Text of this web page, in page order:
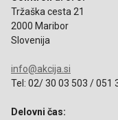
Tržaška cesta 21
2000 Maribor
Slovenija
info@akcija.si
Tel: 02/ 30 03 503 / 051
Delovni čas: